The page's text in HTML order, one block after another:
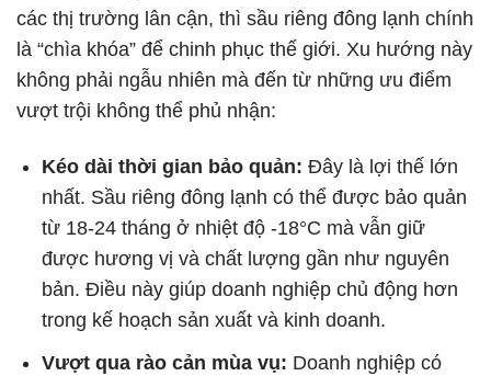
các thị trường lân cận, thì sầu riêng đông lạnh chính
là “chìa khóa” để chinh phục thế giới. Xu hướng này
không phải ngẫu nhiên mà đến từ những ưu điểm
vượt trội không thể phủ nhận:
Kéo dài thời gian bảo quản: Đây là lợi thế lớn
nhất. Sầu riêng đông lạnh có thể được bảo quản
từ 18-24 tháng ở nhiệt độ -18°C mà vẫn giữ
được hương vị và chất lượng gần như nguyên
bản. Điều này giúp doanh nghiệp chủ động hơn
trong kế hoạch sản xuất và kinh doanh.
Vượt qua rào cản mùa vụ: Doanh nghiệp có